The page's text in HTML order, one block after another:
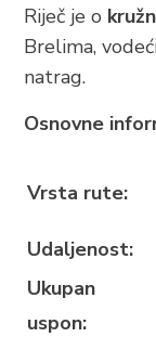
SLIJEDITE NAS
Riječ je o
Brelima,
natrag.
Osnovne
Vrsta rute:
Udaljenost:
Ukupan
uspon: